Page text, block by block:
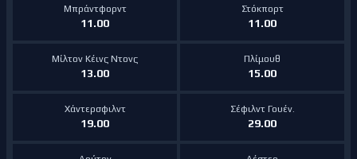
Μπράντφορντ
11.00
Στόκπορτ
11.00
Μίλτον Κέινς Ντονς
13.00
Πλίμουθ
15.00
Χάντερσφιλντ
19.00
Σέφιλντ Γουέν.
29.00